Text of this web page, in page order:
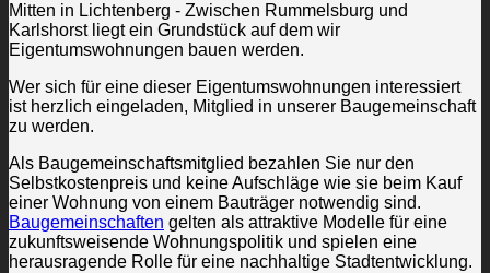
Mitten in Lichtenberg - Zwischen Rummelsburg und
Karlshorst liegt ein Grundstück auf dem wir
Eigentumswohnungen bauen werden.
Wer sich für eine dieser Eigentumswohnungen interessiert
ist herzlich eingeladen, Mitglied in unserer Baugemeinschaft
zu werden.
Als Baugemeinschaftsmitglied bezahlen Sie nur den
Selbstkostenpreis und keine Aufschläge wie sie beim Kauf
einer Wohnung von einem Bauträger notwendig sind.
Baugemeinschaften gelten als attraktive Modelle für eine
zukunftsweisende Wohnungspolitik und spielen eine
herausragende Rolle für eine nachhaltige Stadtentwicklung.